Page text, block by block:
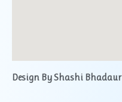
Design By Shashi Bhadaur